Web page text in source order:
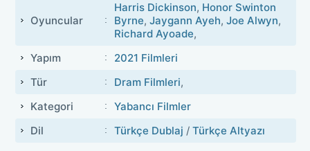
Oyuncular
Harris Dickinson, Honor Swinton
Byrne, Jaygann Ayeh, Joe Alwyn,
Richard Ayoade,
Yapım
2021 Filmleri
Tür
Dram Filmleri,
Kategori
Yabancı Filmler
Dil
Türkçe Dublaj / Türkçe Altyazı